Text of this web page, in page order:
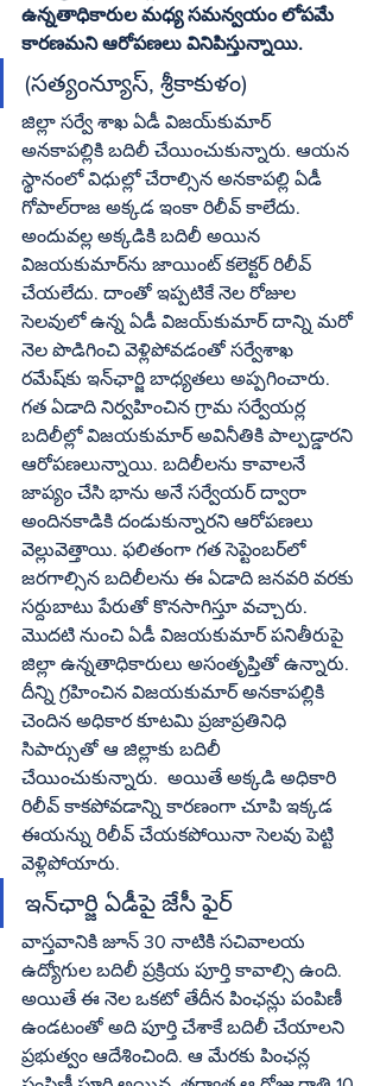
ఉన్నతాధికారుల మధ్య సమన్వయం లోపమే
కారణమని ఆరోపణలు వినిపిస్తున్నాయి.
(సత్యంన్యూస్‌, శ్రీకాకుళం)
జిల్లా సర్వే శాఖ ఏడీ విజయ్‌కుమార్‌
అనకాపల్లికి బదిలీ చేయించుకున్నారు. ఆయన
స్థానంలో విధుల్లో చేరాల్సిన అనకాపల్లి ఏడీ
గోపాల్‌రాజ అక్కడ ఇంకా రిలీవ్‌ కాలేదు.
అందువల్ల అక్కడికి బదిలీ అయిన
విజయకుమార్‌ను జాయింట్‌ కలెక్టర్‌ రిలీవ్‌
చేయలేదు. దాంతో ఇప్పటికే నెల రోజుల
సెలవులో ఉన్న ఏడీ విజయ్‌కుమార్‌ దాన్ని మరో
నెల పొడిగించి వెళ్లిపోవడంతో సర్వేశాఖ
రమేష్‌కు ఇన్‌ఛార్జి బాధ్యతలు అప్పగించారు.
గత ఏడాది నిర్వహించిన గ్రామ సర్వేయర్ల
బదిలీల్లో విజయకుమార్‌ అవినీతికి పాల్పడ్డారని
ఆరోపణలున్నాయి. బదిలీలను కావాలనే
జాప్యం చేసి భాను అనే సర్వేయర్‌ ద్వారా
అందినకాడికి దండుకున్నారని ఆరోపణలు
వెల్లువెత్తాయి. ఫలితంగా గత సెప్టెంబర్‌లో
జరగాల్సిన బదిలీలను ఈ ఏడాది జనవరి వరకు
సర్దుబాటు పేరుతో కొనసాగిస్తూ వచ్చారు.
మొదటి నుంచి ఏడీ విజయకుమార్‌ పనితీరుపై
జిల్లా ఉన్నతాధికారులు అసంతృప్తితో ఉన్నారు.
దీన్ని గ్రహించిన విజయకుమార్‌ అనకాపల్లికి
చెందిన అధికార కూటమి ప్రజాప్రతినిధి
సిపార్సుతో ఆ జిల్లాకు బదిలీ
చేయించుకున్నారు.  అయితే అక్కడి అధికారి
రిలీవ్‌ కాకపోవడాన్ని కారణంగా చూపి ఇక్కడ
ఈయన్ను రిలీవ్‌ చేయకపోయినా సెలవు పెట్టి
వెళ్లిపోయారు.
వాస్తవానికి జూన్‌ 30 నాటికి సచివాలయ
ఉద్యోగుల బదిలీ ప్రక్రియ పూర్తి కావాల్సి ఉంది.
అయితే ఈ నెల ఒకటో తేదీన పింఛన్లు పంపిణీ
ఉండటంతో అది పూర్తి చేశాకే బదిలీ చేయాలని
ప్రభుత్వం ఆదేశించింది. ఆ మేరకు పింఛన్ల